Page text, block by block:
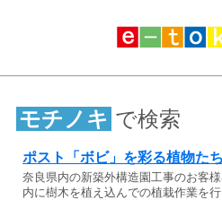
モチノキ で検索
ポスト「ボビ」を彩る植物たち
奈良県内の新築外構造園工事のお客
内に樹木を植え込んでの植栽作業を